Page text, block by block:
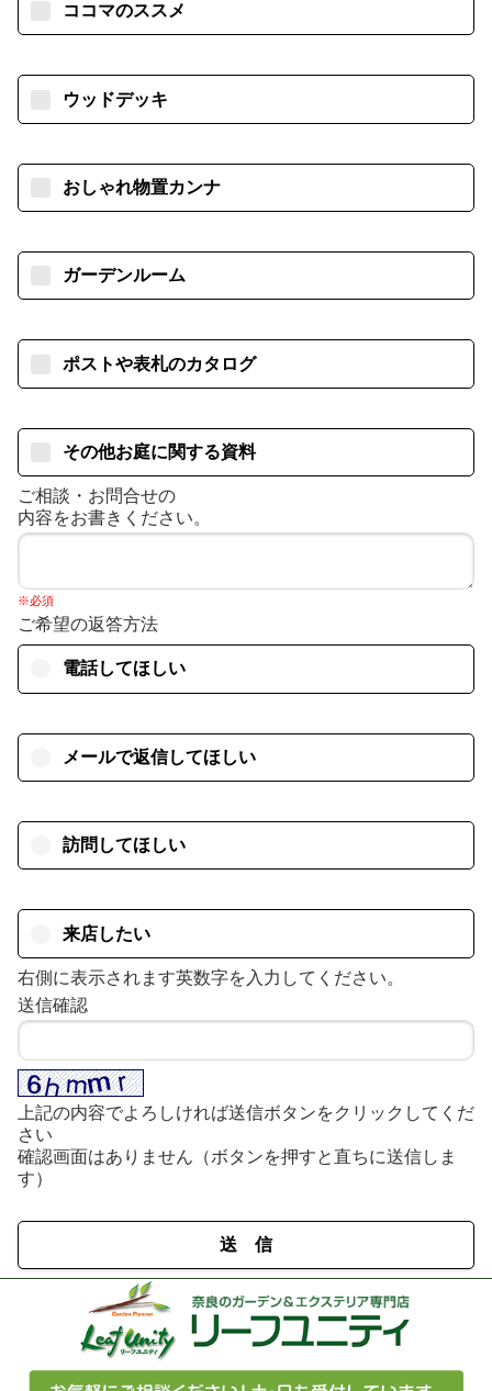
ココマのススメ
ウッドデッキ
おしゃれ物置カンナ
ガーデンルーム
ポストや表札のカタログ
その他お庭に関する資料
ご相談・お問合せの
内容をお書きください。
※必須
ご希望の返答方法
電話してほしい
メールで返信してほしい
訪問してほしい
来店したい
右側に表示されます英数字を入力してください。
送信確認
上記の内容でよろしければ送信ボタンをクリックしてくだ
さい
確認画面はありません（ボタンを押すと直ちに送信しま
す）
送 信